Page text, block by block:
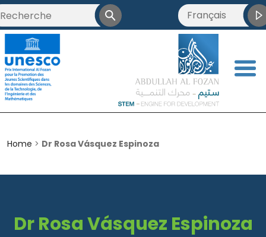
<
Français
العربية
English
简体中文
Home > Dr Rosa Vásquez Espinoza
Dr Rosa Vásquez Espinoza